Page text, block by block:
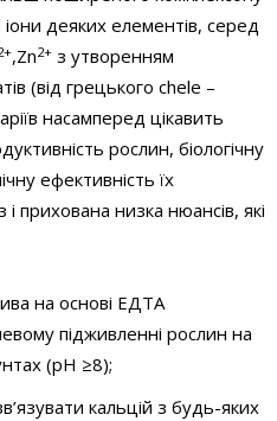
деяких елементів, серед
,Zn2+ з утворенням
(від грецького chele –
насамперед цікавить
рослин, біологічну
ефективність їх
прихована низка нюансів, які
на основі ЕДТА
підживленні рослин на
(pH ≥8);
кальцій з будь-яких